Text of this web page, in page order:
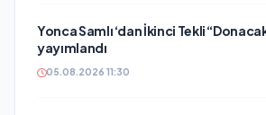
Yonca Samlı ‘dan İkinci Tekli
yayımlandı
05.08.2026 11:30